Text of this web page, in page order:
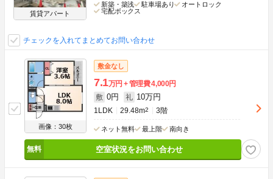
賃貸アパート
新築・築浅 駐車場あり
オートロック
宅配ボックス
チェックを入れてまとめてお問い合わせ
画像：30枚
敷金なし
7.1万円 管理費4,000円
敷 0円 礼 10万円
1LDK 29.48m2 3階
ネット無料 最上階 南向き
空室状況をお問い合わせ